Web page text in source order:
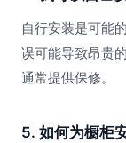
自行安装是可能
误可能导致昂贵
通常提供保修。
5. 如何为橱柜